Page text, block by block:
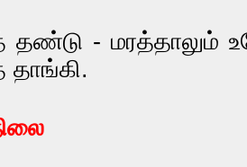
தண்டு - மரத்தாலும்
தாங்கி.